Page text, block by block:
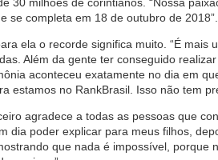
se completa em 18 de outubro de 2018”.
ela o recorde significa muito. “É mais
Além da gente ter conseguido
aconteceu exatamente no dia em
estamos no RankBrasil. Isso não tem
agradece a todas as pessoas que
dia poder explicar para meus filhos,
que nada é impossível, porque